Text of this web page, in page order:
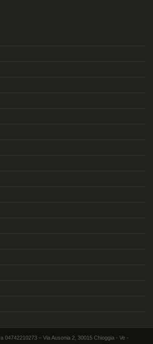
04742210273 – Via Ausonia 2, 30015 Chioggia - Ve -